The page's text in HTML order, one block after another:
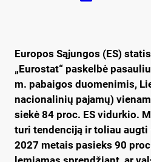
Europos Sąjungos (ES)
„Eurostat“ paskelbė
m. pabaigos duomenimis,
nacionalinių pajamų)
siekė 84 proc. ES vidurkio.
turi tendenciją ir toliau augti
2027 metais pasieks 90